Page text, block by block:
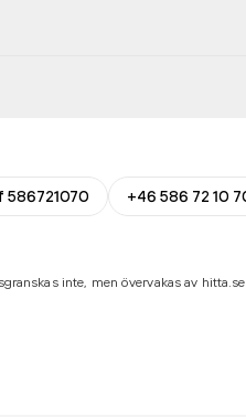
586721070 +46 586 72 10
inte, men övervakas av